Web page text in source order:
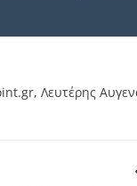
, Λευτέρης